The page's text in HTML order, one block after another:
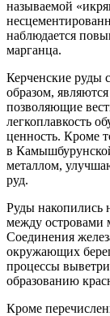
называемой
наблюдается
марганца.
Керченские руды
образом,
позволяющие
легкоплавкость
ценность. Кроме
в
металлом,
руд.
Руды накопились
между островами
Соединения
окружающих
процессы
образованию
Кроме